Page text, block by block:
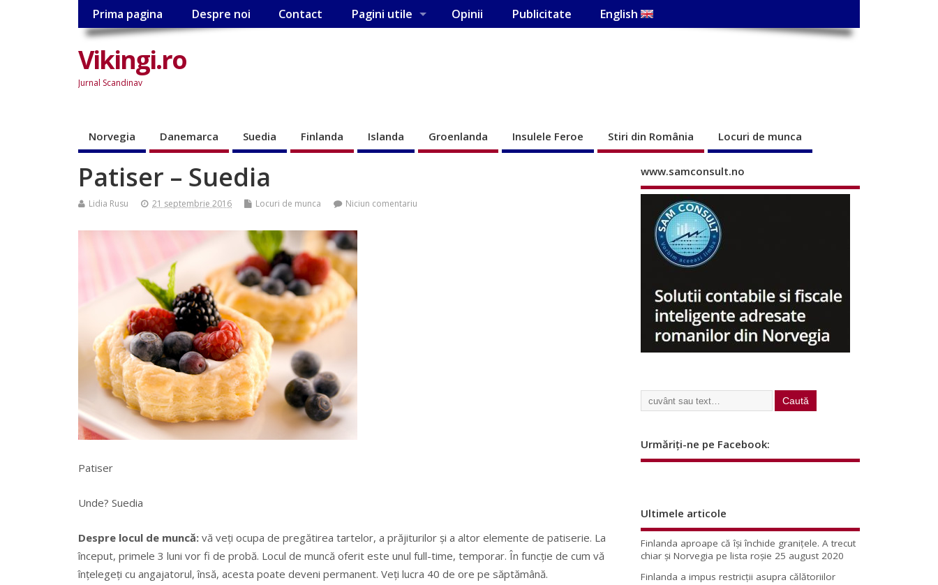
Prima pagina Despre noi Contact Pagini utile Opinii Publicitate English
Vikingi.ro
Jurnal Scandinav
Norvegia Danemarca Suedia Finlanda Islanda Groenlanda Insulele Feroe Stiri din România Locuri de munca
Patiser – Suedia
Lidia Rusu 21 septembrie 2016 Locuri de munca Niciun comentariu
Patiser
Unde? Suedia
Despre locul de muncă: vă veți ocupa de pregătirea tartelor, a prăjiturilor și a altor elemente de patiserie. La
început, primele 3 luni vor fi de probă. Locul de muncă oferit este unul full-time, temporar. În funcție de cum vă
înțelegeți cu angajatorul, însă, acesta poate deveni permanent. Veți lucra 40 de ore pe săptămână.
www.samconsult.no
Urmăriți-ne pe Facebook:
Ultimele articole
Finlanda aproape că își închide granițele. A trecut
chiar și Norvegia pe lista roșie 25 august 2020
Finlanda a impus restricţii asupra călătoriilor